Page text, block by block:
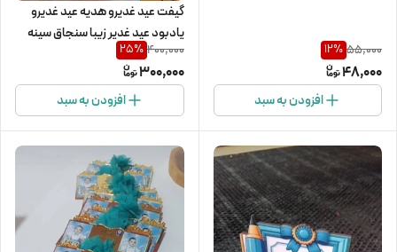
55,000
12%
48,000
افزودن به سبد
گیفت عید غدیرو هدیه عید غدیرو
یادبود عید غدیر زیبا سنجاق سینه
مناسب برای جشن غدیر 20عددی
400,000
25%
300,000
افزودن به سبد